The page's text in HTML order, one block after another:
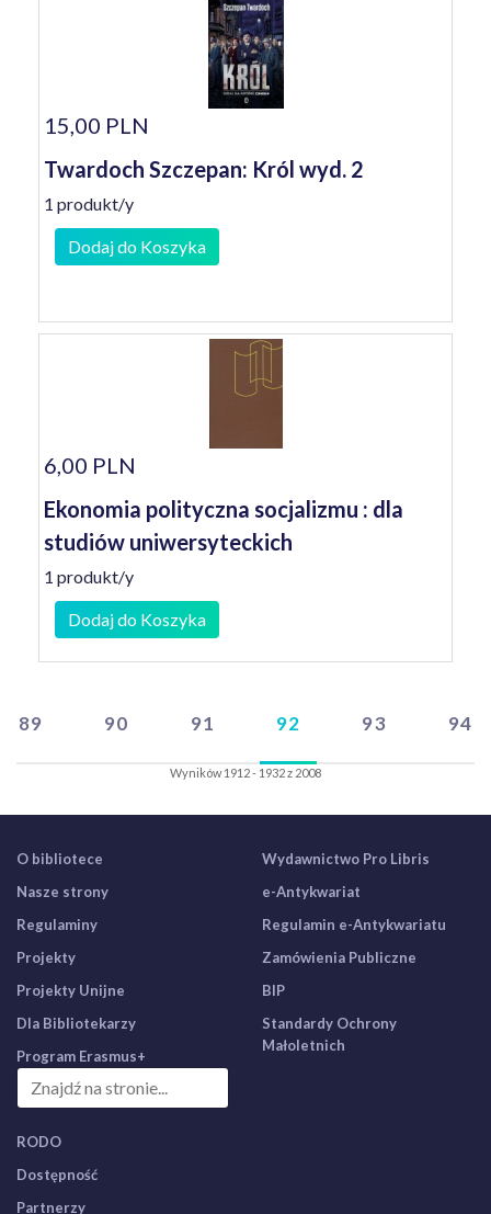
15,00 PLN
Twardoch Szczepan: Król wyd. 2
1 produkt/y
Dodaj do Koszyka
6,00 PLN
Ekonomia polityczna socjalizmu : dla
studiów uniwersyteckich
1 produkt/y
Dodaj do Koszyka
89 90 91 92 93 94
Wyników 1912 - 1932 z 2008
O bibliotece
Nasze strony
Regulaminy
Projekty
Projekty Unijne
Dla Bibliotekarzy
Program Erasmus+
Wydawnictwo Pro Libris
e-Antykwariat
Regulamin e-Antykwariatu
Zamówienia Publiczne
BIP
Standardy Ochrony
Małoletnich
RODO
Dostępność
Partnerzy